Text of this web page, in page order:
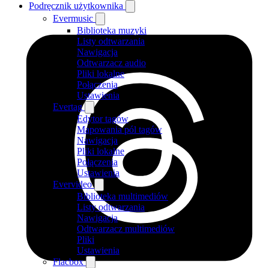
Podręcznik użytkownika
Evermusic
Biblioteka muzyki
Listy odtwarzania
Nawigacja
Odtwarzacz audio
Pliki lokalne
Połączenia
Ustawienia
Evertag
Edytor tagów
Mapowania pól tagów
Nawigacja
Pliki lokalne
Połączenia
Ustawienia
Evervideo
Biblioteka multimediów
Listy odtwarzania
Nawigacja
Odtwarzacz multimediów
Pliki
Ustawienia
Flacbox